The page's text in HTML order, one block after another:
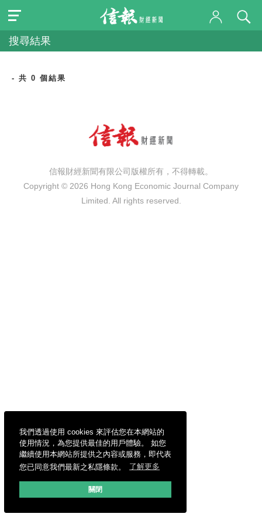
我們透過使用 cookies 來評估您在本網站的
使用情況，為您提供最佳的用戶體驗。 如您
繼續使用本網站所提供之內容或服務，即代表
您已同意我們最新之私隱條款。
了解更多
關閉
搜尋結果
- 共 0 個結果
信報財經新聞有限公司版權所有，不得轉載。
Copyright © 2026 Hong Kong Economic Journal Company
Limited. All rights reserved.